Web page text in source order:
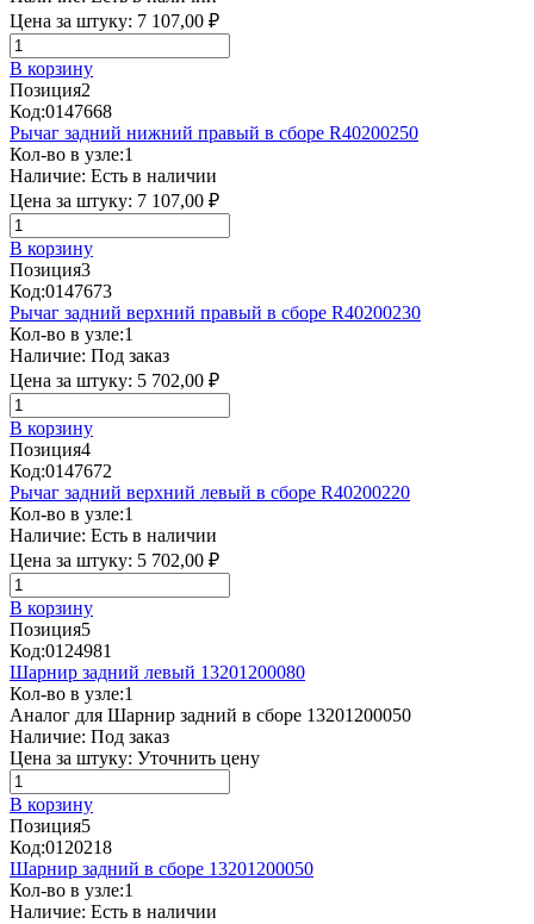
Цена за штуку: 7 107,00 ₽
В корзину
Позиция2
Код:0147668
Рычаг задний нижний правый в сборе R40200250
Кол-во в узле:1
Наличие: Есть в наличии
Цена за штуку: 7 107,00 ₽
В корзину
Позиция3
Код:0147673
Рычаг задний верхний правый в сборе R40200230
Кол-во в узле:1
Наличие: Под заказ
Цена за штуку: 5 702,00 ₽
В корзину
Позиция4
Код:0147672
Рычаг задний верхний левый в сборе R40200220
Кол-во в узле:1
Наличие: Есть в наличии
Цена за штуку: 5 702,00 ₽
В корзину
Позиция5
Код:0124981
Шарнир задний левый 13201200080
Кол-во в узле:1
Аналог для Шарнир задний в сборе 13201200050
Наличие: Под заказ
Цена за штуку: Уточнить цену
В корзину
Позиция5
Код:0120218
Шарнир задний в сборе 13201200050
Кол-во в узле:1
Наличие: Есть в наличии